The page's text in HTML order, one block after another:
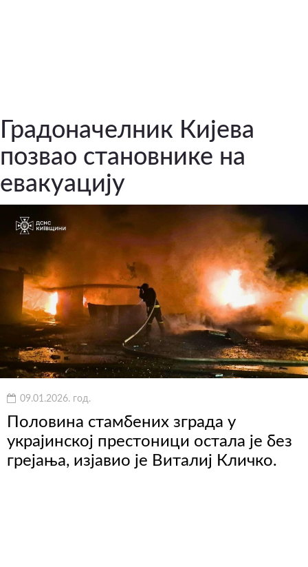
Градоначелник Кијева
позвао становнике на
евакуацију
09.01.2026. год.
Половина стамбених зграда у
украјинској престоници остала је без
грејања, изјавио је Виталиј Кличко.